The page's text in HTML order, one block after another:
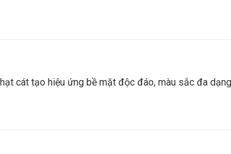
cát tạo hiệu ứng bề mặt độc đáo, màu sắc đa